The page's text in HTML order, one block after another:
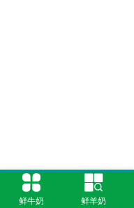
一、全产业链
鲜牛奶 鲜羊奶